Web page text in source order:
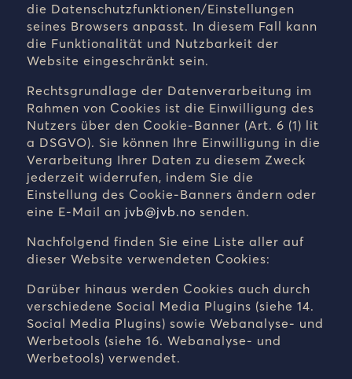
die Datenschutzfunktionen/Einstellungen
seines Browsers anpasst. In diesem Fall kann
die Funktionalität und Nutzbarkeit der
Website eingeschränkt sein.
Rechtsgrundlage der Datenverarbeitung im
Rahmen von Cookies ist die Einwilligung des
Nutzers über den Cookie-Banner (Art. 6 (1) lit
a DSGVO). Sie können Ihre Einwilligung in die
Verarbeitung Ihrer Daten zu diesem Zweck
jederzeit widerrufen, indem Sie die
Einstellung des Cookie-Banners ändern oder
eine E-Mail an jvb@jvb.no senden.
Nachfolgend finden Sie eine Liste aller auf
dieser Website verwendeten Cookies:
Darüber hinaus werden Cookies auch durch
verschiedene Social Media Plugins (siehe 14.
Social Media Plugins) sowie Webanalyse- und
Werbetools (siehe 16. Webanalyse- und
Werbetools) verwendet.